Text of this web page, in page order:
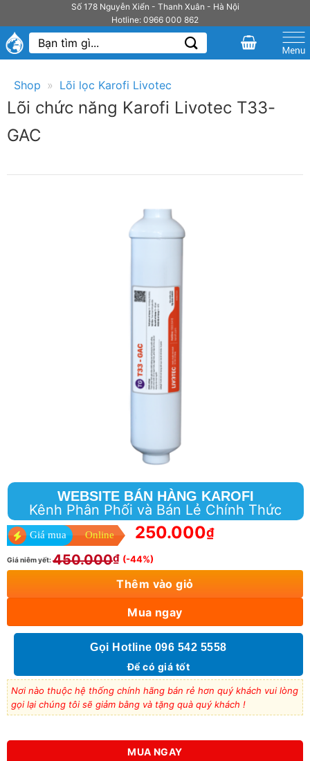
qua
nội
dung
Số 178 Nguyễn Xiển - Thanh Xuân - Hà Nội
Hotline: 0966 000 862
Tìm
kiếm:
Shop » Lõi lọc Karofi Livotec
Lõi chức năng Karofi Livotec T33-
GAC
WEBSITE BÁN HÀNG KAROFI
Kênh Phân Phối và Bán Lẻ Chính Thức
Giá mua Online 250.000₫
Giá niêm yết:450.000₫ (-44%)
Thêm vào giỏ
Mua ngay
Gọi Hotline 096 542 5558
Để có giá tốt
Nơi nào thuộc hệ thống chính hãng bán rẻ hơn quý khách vui lòng
gọi lại chúng tôi sẽ giảm bằng và tặng quà quý khách !
MUA NGAY